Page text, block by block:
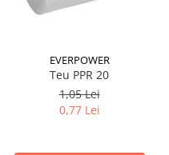
EVERPOWER
Teu PPR 20
1,05 Lei
0,77 Lei